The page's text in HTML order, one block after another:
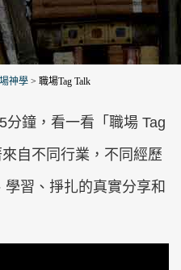
神學 > 職場Tag Talk
鐘，看一看「職場 Tag
自不同行業，不同經歷
習、掙扎的真實分享和